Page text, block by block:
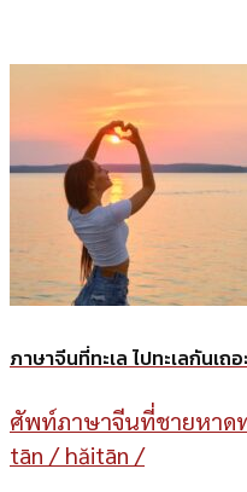
ภาษาจีนที่ทะเล ไปทะเลกันเถ
ศัพท์ภาษาจีนที่ชายหาด
tān / hăitān /